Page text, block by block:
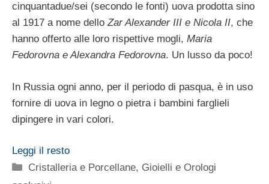
cinquantadue/sei (secondo le fonti) uova prodotta sino
al 1917 a nome delloZar Alexander III e Nicola II, che
hanno offerto alle loro rispettive mogli, Maria
Fedorovna e Alexandra Fedorovna. Un lusso da poco!
In Russia ogni anno, per il periodo di pasqua, è in uso
fornire di uova in legno o pietra i bambini farglieli
dipingere in vari colori.
Leggi il resto
Categorie
Cristalleria e Porcellane, Gioielli e Orologi